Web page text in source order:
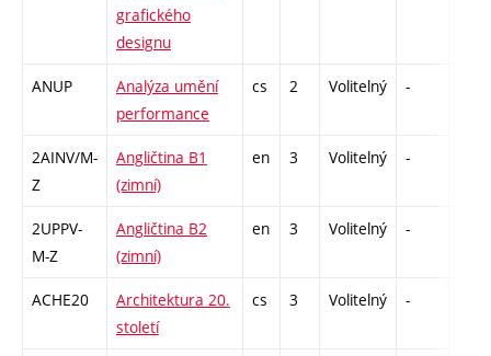
grafického
designu
ANUP
Analýza umění
performance
cs 2 Volitelný -
2AINV/M-
Z
Angličtina B1
(zimní)
en 3 Volitelný -
2UPPV-
M-Z
Angličtina B2
(zimní)
en 3 Volitelný -
ACHE20
Architektura 20.
století
cs 3 Volitelný -